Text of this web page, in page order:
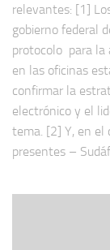
relevantes: [1]
gobierno federal
protocolo para la
en las oficinas
confirmar la
electrónico y el
tema. [2] Y, en el
presentes –